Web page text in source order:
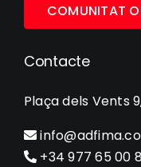
COMUNITAT
Contacte
Plaça dels Vents
+34 977 65 00